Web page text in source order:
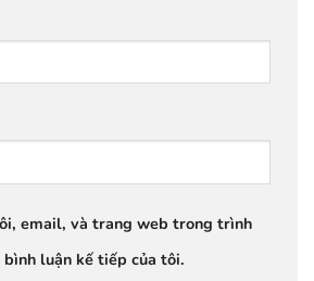
email, và trang web trong trình
luận kế tiếp của tôi.